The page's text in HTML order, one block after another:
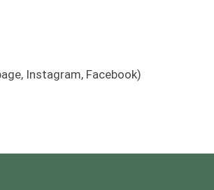
Instagram, Facebook)